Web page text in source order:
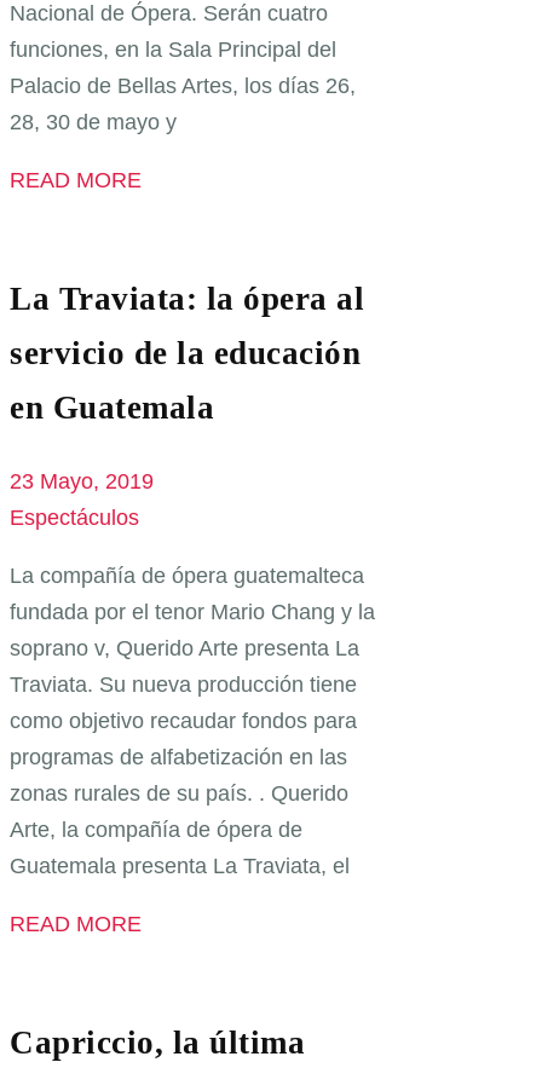
Nacional de Ópera. Serán cuatro
funciones, en la Sala Principal del
Palacio de Bellas Artes, los días 26,
28, 30 de mayo y
READ MORE
La Traviata: la ópera al
servicio de la educación
en Guatemala
23 Mayo, 2019
Espectáculos
La compañía de ópera guatemalteca
fundada por el tenor Mario Chang y la
soprano v, Querido Arte presenta La
Traviata. Su nueva producción tiene
como objetivo recaudar fondos para
programas de alfabetización en las
zonas rurales de su país. . Querido
Arte, la compañía de ópera de
Guatemala presenta La Traviata, el
READ MORE
Capriccio, la última